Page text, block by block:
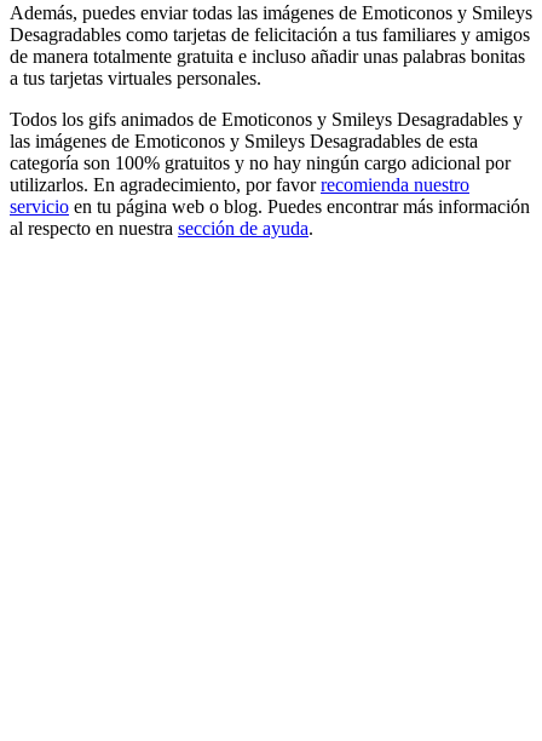
Además, puedes enviar todas las imágenes de Emoticonos y Smileys
Desagradables como tarjetas de felicitación a tus familiares y amigos
de manera totalmente gratuita e incluso añadir unas palabras bonitas
a tus tarjetas virtuales personales.
Todos los gifs animados de Emoticonos y Smileys Desagradables y
las imágenes de Emoticonos y Smileys Desagradables de esta
categoría son 100% gratuitos y no hay ningún cargo adicional por
utilizarlos. En agradecimiento, por favorrecomienda nuestro
servicio en tu página web o blog. Puedes encontrar más información
al respecto en nuestra sección de ayuda.